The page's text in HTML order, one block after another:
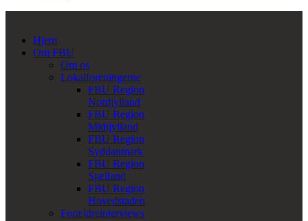
Hjem
Om FBU
Om os
Lokalforeningerne
FBU Region
Nordjylland
FBU Region
Midtjylland
FBU Region
Syddanmark
FBU Region
Sjælland
FBU Region
Hovedstaden
Forældreinterviews